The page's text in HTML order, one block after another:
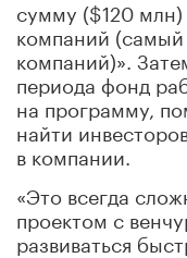
сумму ($120
компаний
компаний)».
периода фонд
на программу,
найти
в компании.
«Это всегда
проектом с
развиваться